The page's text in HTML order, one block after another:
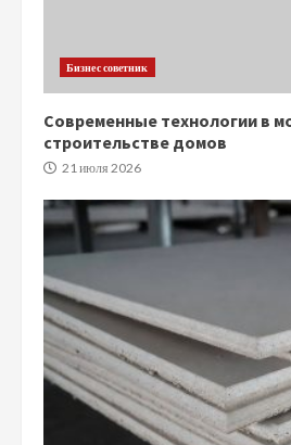
Бизнес советник
Современные технологии в
строительстве домов
21 июля 2026